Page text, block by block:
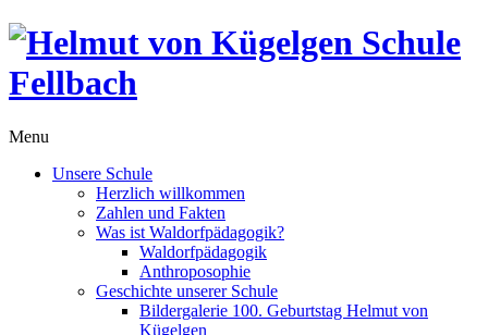
Menu
Unsere Schule
Herzlich willkommen
Zahlen und Fakten
Was ist Waldorfpädagogik?
Waldorfpädagogik
Anthroposophie
Geschichte unserer Schule
Bildergalerie 100. Geburtstag Helmut von
Kügelgen